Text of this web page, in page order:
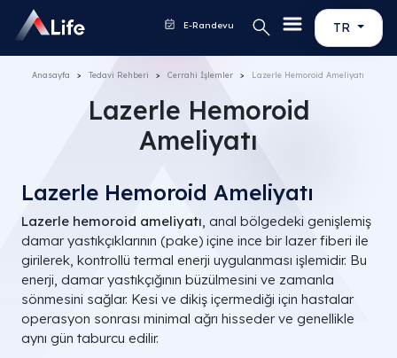
TR
E-Randevu
Anasayfa Tedavi Rehberi Cerrahi İşlemler Lazerle Hemoroid Ameliyatı
Lazerle Hemoroid
Ameliyatı
Lazerle Hemoroid Ameliyatı
Lazerle hemoroid ameliyatı, anal bölgedeki genişlemiş
damar yastıkçıklarının (pake) içine ince bir lazer fiberi ile
girilerek, kontrollü termal enerji uygulanması işlemidir. Bu
enerji, damar yastıkçığının büzülmesini ve zamanla
sönmesini sağlar. Kesi ve dikiş içermediği için hastalar
operasyon sonrası minimal ağrı hisseder ve genellikle
aynı gün taburcu edilir.